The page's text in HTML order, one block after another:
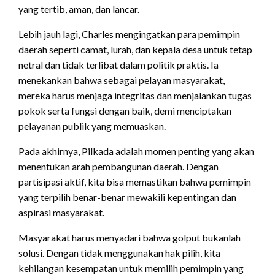
yang tertib, aman, dan lancar.
Lebih jauh lagi, Charles mengingatkan para pemimpin
daerah seperti camat, lurah, dan kepala desa untuk tetap
netral dan tidak terlibat dalam politik praktis. Ia
menekankan bahwa sebagai pelayan masyarakat,
mereka harus menjaga integritas dan menjalankan tugas
pokok serta fungsi dengan baik, demi menciptakan
pelayanan publik yang memuaskan.
Pada akhirnya, Pilkada adalah momen penting yang akan
menentukan arah pembangunan daerah. Dengan
partisipasi aktif, kita bisa memastikan bahwa pemimpin
yang terpilih benar-benar mewakili kepentingan dan
aspirasi masyarakat.
Masyarakat harus menyadari bahwa golput bukanlah
solusi. Dengan tidak menggunakan hak pilih, kita
kehilangan kesempatan untuk memilih pemimpin yang